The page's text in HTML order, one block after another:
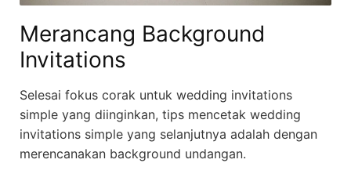
Merancang Background
Invitations
Selesai fokus corak untuk wedding invitations
simple yang diinginkan, tips mencetak wedding
invitations simple yang selanjutnya adalah dengan
merencanakan background undangan.